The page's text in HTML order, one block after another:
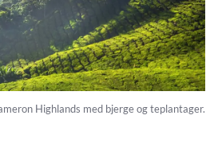
Highlands med bjerge og teplantager.